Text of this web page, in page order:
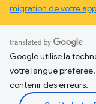
migration de votre
Google utilise la
votre langue
contenir des erreurs.